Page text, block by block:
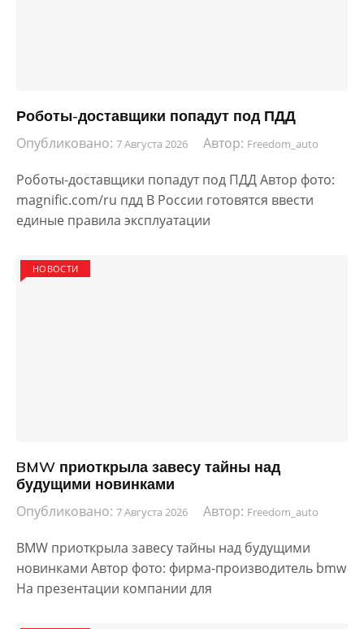
Роботы-доставщики попадут под ПДД
Опубликовано: 7 Августа 2026 Автор: Freedom_auto
Роботы-доставщики попадут под ПДД Автор фото:
magnific.com/ru пдд В России готовятся ввести
единые правила эксплуатации
НОВОСТИ
BMW приоткрыла завесу тайны над
будущими новинками
Опубликовано: 7 Августа 2026 Автор: Freedom_auto
BMW приоткрыла завесу тайны над будущими
новинками Автор фото: фирма-производитель bmw
На презентации компании для